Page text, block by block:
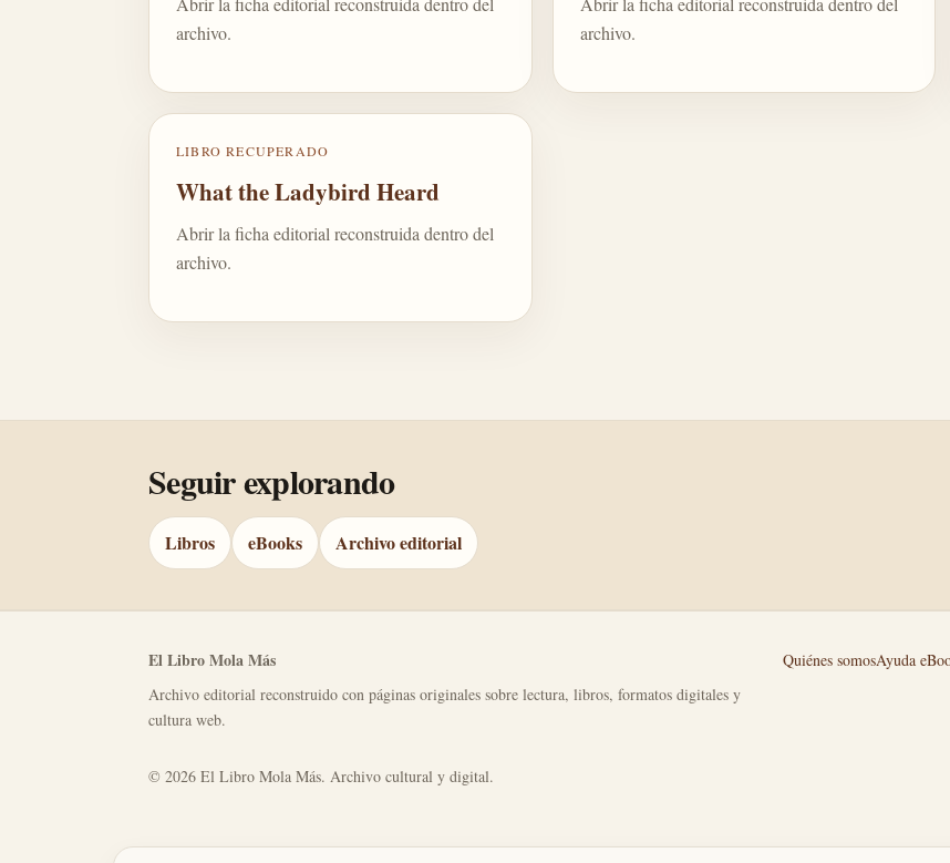
archivo.
archivo.
LIBRO RECUPERADO
What the Ladybird Heard
Abrir la ficha editorial reconstruida dentro del
archivo.
Seguir explorando
Libros eBooks Archivo editorial
El Libro Mola Más
Archivo editorial reconstruido con páginas originales sobre lectura, libros, formatos digitales y
cultura web.
Quiénes somosAyuda
© 2026 El Libro Mola Más. Archivo cultural y digital.